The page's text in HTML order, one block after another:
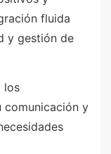
fluida
y gestión de
los
comunicación y